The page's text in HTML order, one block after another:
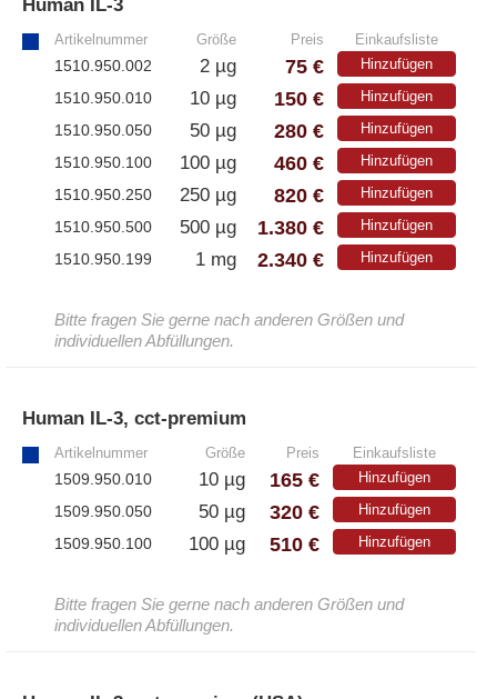
Human IL-3
Artikelnummer Größe Preis Einkaufsliste
1510.950.002 2 µg 75 € Hinzufügen
1510.950.010 10 µg 150 € Hinzufügen
1510.950.050 50 µg 280 € Hinzufügen
1510.950.100 100 µg 460 € Hinzufügen
1510.950.250 250 µg 820 € Hinzufügen
1510.950.500 500 µg 1.380 € Hinzufügen
1510.950.199 1 mg 2.340 € Hinzufügen
Bitte fragen Sie gerne nach anderen Größen und
individuellen Abfüllungen.
Human IL-3, cct-premium
Artikelnummer Größe Preis Einkaufsliste
1509.950.010 10 µg 165 € Hinzufügen
1509.950.050 50 µg 320 € Hinzufügen
1509.950.100 100 µg 510 € Hinzufügen
Bitte fragen Sie gerne nach anderen Größen und
individuellen Abfüllungen.